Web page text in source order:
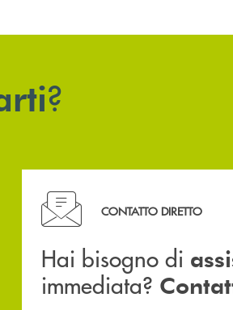
?
Hai bisogno di assistenza
CONTATTO DIRETTO
Hai bisogno di
immediata?